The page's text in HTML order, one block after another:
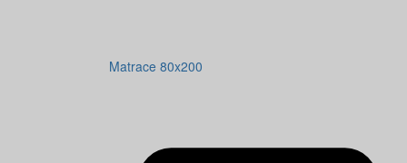
Matrace 80x200